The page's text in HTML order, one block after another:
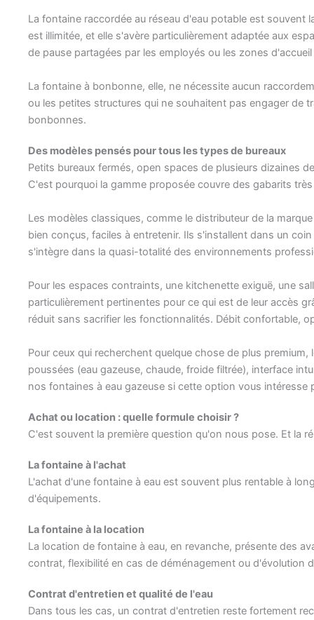
La fontaine raccordée au réseau d'eau potable est
est illimitée, et elle s'avère particulièrement adaptée aux
de pause partagées par les employés ou les zones
La fontaine à bonbonne, elle, ne nécessite aucun
ou les petites structures qui ne souhaitent pas engager de
bonbonnes.
Des modèles pensés pour tous les types de bureaux
Petits bureaux fermés, open spaces de plusieurs dizaines
C'est pourquoi la gamme proposée couvre des gabarits
Les modèles classiques, comme le distributeur de la
bien conçus, faciles à entretenir. Ils s'installent dans un
s'intègre dans la quasi-totalité des environnements
Pour les espaces contraints, une kitchenette exiguë, une
particulièrement pertinentes pour ce qui est de leur accès
réduit sans sacrifier les fonctionnalités. Débit confortable,
Pour ceux qui recherchent quelque chose de plus premium,
poussées (eau gazeuse, chaude, froide filtrée), interface
nos fontaines à eau gazeuse si cette option vous intéresse
Achat ou location : quelle formule choisir ?
C'est souvent la première question qu'on nous pose. Et la
La fontaine à l'achat
L'achat d'une fontaine à eau est souvent plus rentable à
d'équipements.
La fontaine à la location
La location de fontaine à eau, en revanche, présente des
contrat, flexibilité en cas de déménagement ou d'évolution
Contrat d'entretien et qualité de l'eau
Dans tous les cas, un contrat d'entretien reste fortement